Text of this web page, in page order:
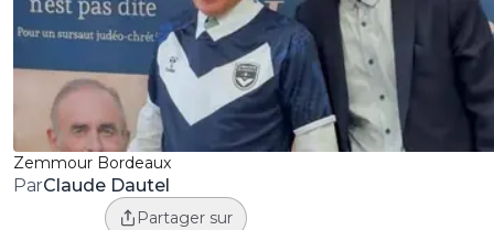
Zemmour Bordeaux
ParClaude Dautel
Partager sur